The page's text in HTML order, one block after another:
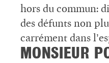
hors du commun:
des défunts non
carrément dans
MONSIEUR